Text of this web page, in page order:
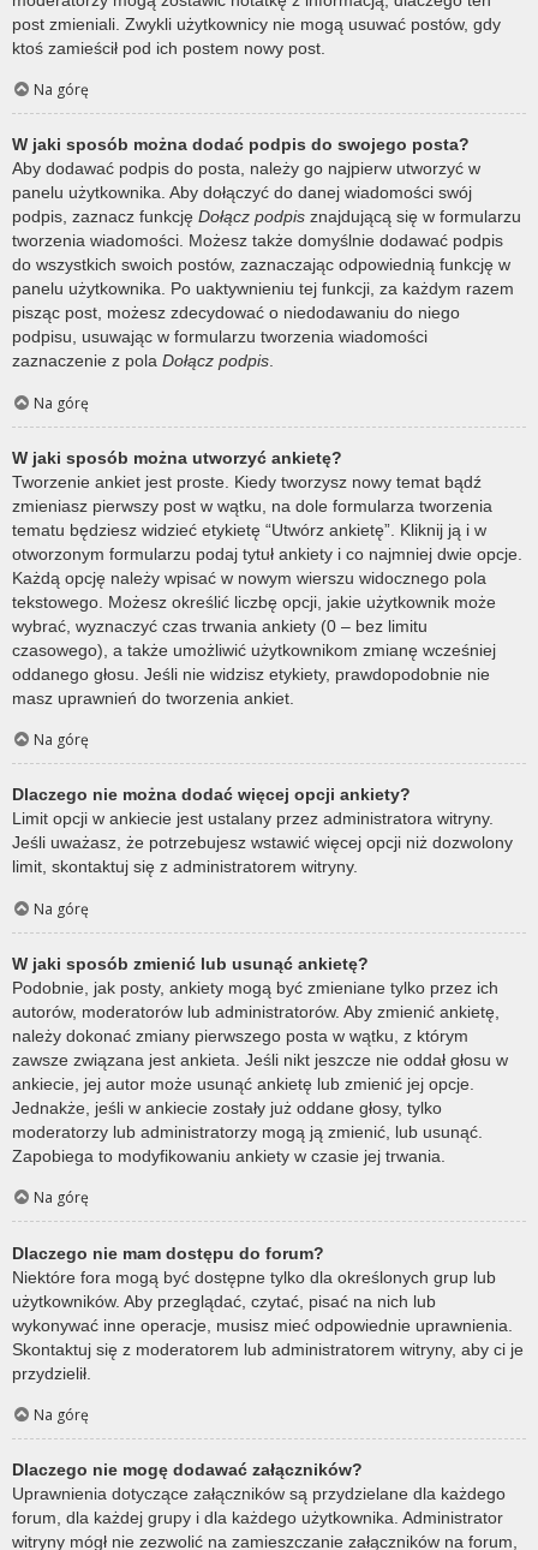
post zmieniali. Zwykli użytkownicy nie mogą usuwać postów, gdy
ktoś zamieścił pod ich postem nowy post.
Na górę
W jaki sposób można dodać podpis do swojego posta?
Aby dodawać podpis do posta, należy go najpierw utworzyć w
panelu użytkownika. Aby dołączyć do danej wiadomości swój
podpis, zaznacz funkcję Dołącz podpis znajdującą się w formularzu
tworzenia wiadomości. Możesz także domyślnie dodawać podpis
do wszystkich swoich postów, zaznaczając odpowiednią funkcję w
panelu użytkownika. Po uaktywnieniu tej funkcji, za każdym razem
pisząc post, możesz zdecydować o niedodawaniu do niego
podpisu, usuwając w formularzu tworzenia wiadomości
zaznaczenie z pola Dołącz podpis.
Na górę
W jaki sposób można utworzyć ankietę?
Tworzenie ankiet jest proste. Kiedy tworzysz nowy temat bądź
zmieniasz pierwszy post w wątku, na dole formularza tworzenia
tematu będziesz widzieć etykietę “Utwórz ankietę”. Kliknij ją i w
otworzonym formularzu podaj tytuł ankiety i co najmniej dwie opcje.
Każdą opcję należy wpisać w nowym wierszu widocznego pola
tekstowego. Możesz określić liczbę opcji, jakie użytkownik może
wybrać, wyznaczyć czas trwania ankiety (0 – bez limitu
czasowego), a także umożliwić użytkownikom zmianę wcześniej
oddanego głosu. Jeśli nie widzisz etykiety, prawdopodobnie nie
masz uprawnień do tworzenia ankiet.
Na górę
Dlaczego nie można dodać więcej opcji ankiety?
Limit opcji w ankiecie jest ustalany przez administratora witryny.
Jeśli uważasz, że potrzebujesz wstawić więcej opcji niż dozwolony
limit, skontaktuj się z administratorem witryny.
Na górę
W jaki sposób zmienić lub usunąć ankietę?
Podobnie, jak posty, ankiety mogą być zmieniane tylko przez ich
autorów, moderatorów lub administratorów. Aby zmienić ankietę,
należy dokonać zmiany pierwszego posta w wątku, z którym
zawsze związana jest ankieta. Jeśli nikt jeszcze nie oddał głosu w
ankiecie, jej autor może usunąć ankietę lub zmienić jej opcje.
Jednakże, jeśli w ankiecie zostały już oddane głosy, tylko
moderatorzy lub administratorzy mogą ją zmienić, lub usunąć.
Zapobiega to modyfikowaniu ankiety w czasie jej trwania.
Na górę
Dlaczego nie mam dostępu do forum?
Niektóre fora mogą być dostępne tylko dla określonych grup lub
użytkowników. Aby przeglądać, czytać, pisać na nich lub
wykonywać inne operacje, musisz mieć odpowiednie uprawnienia.
Skontaktuj się z moderatorem lub administratorem witryny, aby ci je
przydzielił.
Na górę
Dlaczego nie mogę dodawać załączników?
Uprawnienia dotyczące załączników są przydzielane dla każdego
forum, dla każdej grupy i dla każdego użytkownika. Administrator
witryny mógł nie zezwolić na zamieszczanie załączników na forum,